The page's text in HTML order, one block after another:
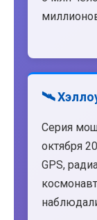
🛰️
Серия
октября
GPS,